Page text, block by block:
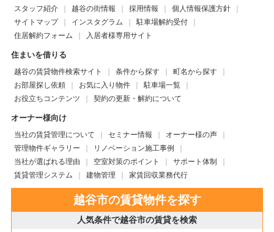
スタッフ紹介
越谷の街情報 採用情報
個人情報保護方針
サイトマップ
インスタグラム
駐車場解約受付
住居解約フォーム
入居者様専用サイト
住まいを借りる
越谷の賃貸物件検索サイト 条件から探す
町名から探す
お部屋探し依頼
お気に入り物件
駐車場一覧
お役立ちコンテンツ
契約の更新・解約について
オーナー様向け
当社の賃貸管理について セミナー情報
オーナー様の声
管理物件ギャラリー
リノベーション施工事例
当社が選ばれる理由
空室対策のポイント
サポート体制
賃貸管理システム
建物管理 家賃回収業務代行
越谷市の賃貸物件を探す
人気条件で越谷市の賃貸を検索